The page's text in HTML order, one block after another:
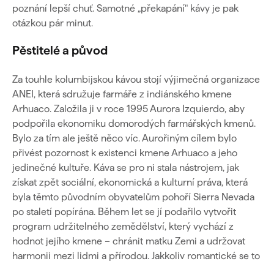
poznání lepší chuť. Samotné „překapání" kávy je pak
otázkou pár minut.
Pěstitelé a původ
Za touhle kolumbijskou kávou stojí výjimečná organizace
ANEI, která sdružuje farmáře z indiánského kmene
Arhuaco. Založila ji v roce 1995 Aurora Izquierdo, aby
podpořila ekonomiku domorodých farmářských kmenů.
Bylo za tím ale ještě něco víc. Aurořiným cílem bylo
přivést pozornost k existenci kmene Arhuaco a jeho
jedinečné kultuře. Káva se pro ni stala nástrojem, jak
získat zpět sociální, ekonomická a kulturní práva, která
byla těmto původním obyvatelům pohoří Sierra Nevada
po staletí popírána. Během let se jí podařilo vytvořit
program udržitelného zemědělství, který vychází z
hodnot jejího kmene – chránit matku Zemi a udržovat
harmonii mezi lidmi a přírodou. Jakkoliv romantické se to